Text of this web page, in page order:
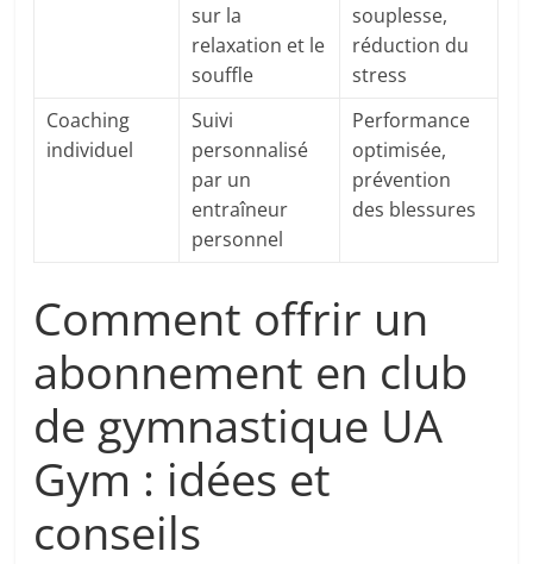
sur la
relaxation et le
souffle
souplesse,
réduction du
stress
Coaching
individuel
Suivi
personnalisé
par un
entraîneur
personnel
Performance
optimisée,
prévention
des blessures
Comment offrir un
abonnement en club
de gymnastique UA
Gym : idées et
conseils